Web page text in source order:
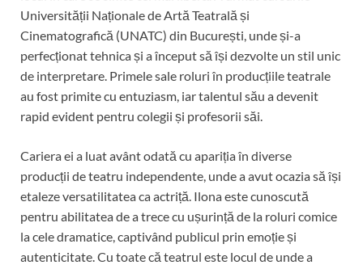
Universității Naționale de Artă Teatrală și
Cinematografică (UNATC) din București, unde și-a
perfecționat tehnica și a început să își dezvolte un stil unic
de interpretare. Primele sale roluri în producțiile teatrale
au fost primite cu entuziasm, iar talentul său a devenit
rapid evident pentru colegii și profesorii săi.
Cariera ei a luat avânt odată cu apariția în diverse
producții de teatru independente, unde a avut ocazia să își
etaleze versatilitatea ca actriță. Ilona este cunoscută
pentru abilitatea de a trece cu ușurință de la roluri comice
la cele dramatice, captivând publicul prin emoție și
autenticitate. Cu toate că teatrul este locul de unde a